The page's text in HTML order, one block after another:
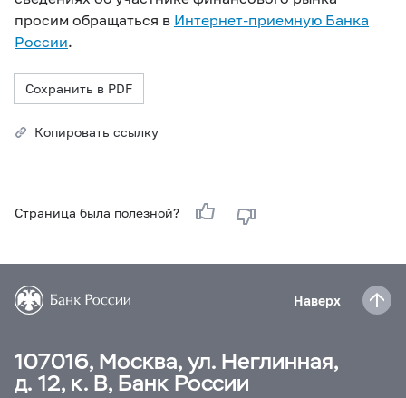
просим обращаться в Интернет-приемную Банка
России.
Сохранить в PDF
Копировать ссылку
Страница была полезной?
Наверх
107016, Москва, ул. Неглинная,
д. 12, к. В, Банк России